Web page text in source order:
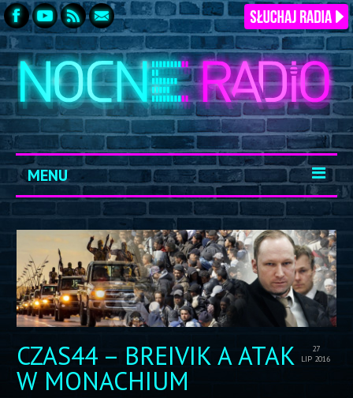
MENU
START
ARCHIWUM
KONTAKT
LOGOWANIE
27
LIP 2016
CZAS44 – BREIVIK A ATAK
W MONACHIUM